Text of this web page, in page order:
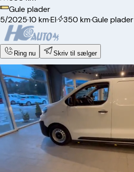
Gule plader
5/2025·10 km·El· 350 km·Gule plader
Ring nu Skriv til sælger